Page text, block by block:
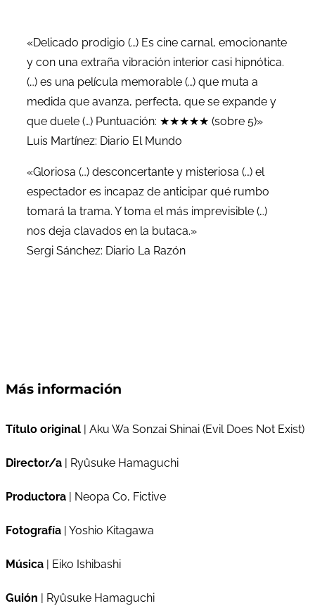
«Delicado prodigio (…) Es cine carnal, emocionante
y con una extraña vibración interior casi hipnótica.
(…) es una película memorable (…) que muta a
medida que avanza, perfecta, que se expande y
que duele (…) Puntuación: ★★★★★ (sobre 5)»
Luis Martínez: Diario El Mundo
«Gloriosa (…) desconcertante y misteriosa (…) el
espectador es incapaz de anticipar qué rumbo
tomará la trama. Y toma el más imprevisible (…)
nos deja clavados en la butaca.»
Sergi Sánchez: Diario La Razón
Más información
Título original | Aku Wa Sonzai Shinai (Evil Does Not Exist)
Director/a | Ryûsuke Hamaguchi
Productora | Neopa Co, Fictive
Fotografía | Yoshio Kitagawa
Música | Eiko Ishibashi
Guión | Ryûsuke Hamaguchi